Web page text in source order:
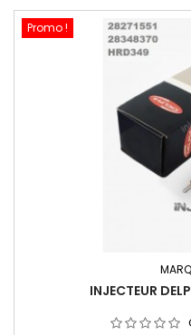
Promo !
INJECTEUR